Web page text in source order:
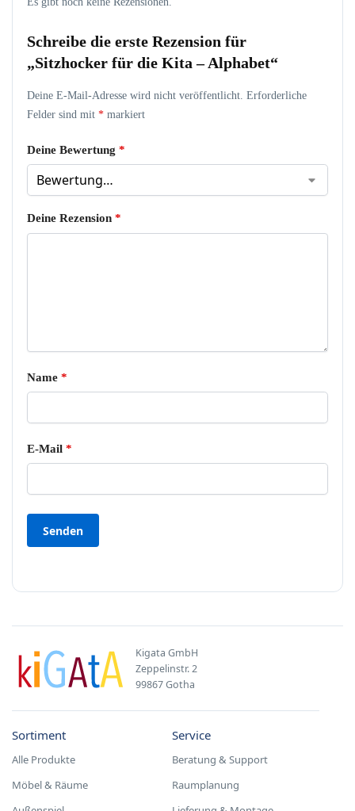
Schreibe die erste Rezension für
„Sitzhocker für die Kita – Alphabet“
Deine E-Mail-Adresse wird nicht veröffentlicht. Erforderliche
Felder sind mit * markiert
Deine Bewertung *
Deine Rezension *
Name *
E-Mail *
Kigata GmbH
Zeppelinstr. 2
99867 Gotha
Sortiment
Alle Produkte
Möbel & Räume
Service
Beratung & Support
Raumplanung